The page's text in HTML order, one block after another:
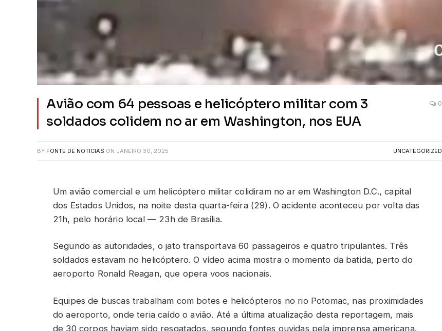
Avião com 64 pessoas e helicóptero militar com 3
soldados colidem no ar em Washington, nos EUA
0
BY FONTE DE NOTICIAS ON JANEIRO 30, 2025 UNCATEGORIZED
Um avião comercial e um helicóptero militar colidiram no ar em Washington D.C., capital
dos Estados Unidos, na noite desta quarta-feira (29). O acidente aconteceu por volta das
21h, pelo horário local — 23h de Brasília.
Segundo as autoridades, o jato transportava 60 passageiros e quatro tripulantes. Três
soldados estavam no helicóptero. O vídeo acima mostra o momento da batida, perto do
aeroporto Ronald Reagan, que opera voos nacionais.
Equipes de buscas trabalham com botes e helicópteros no rio Potomac, nas proximidades
do aeroporto, onde teria caído o avião. Até a última atualização desta reportagem, mais
de 30 corpos haviam sido resgatados, segundo fontes ouvidas pela imprensa americana.